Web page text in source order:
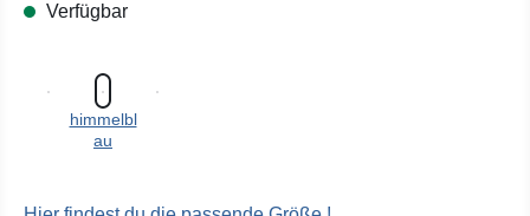
Verfügbar
himmelbl
au